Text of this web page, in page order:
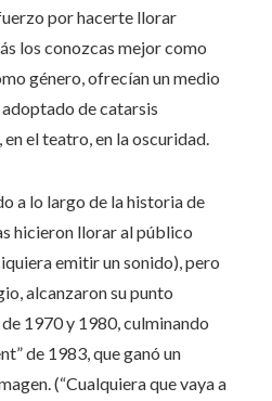
por hacerte llorar
los conozcas mejor como
género, ofrecían un medio
de catarsis
el teatro, en la oscuridad.
a lo largo de la historia de
hicieron llorar al público
emitir un sonido), pero
alcanzaron su punto
1970 y 1980, culminando
de 1983, que ganó un
(“Cualquiera que vaya a